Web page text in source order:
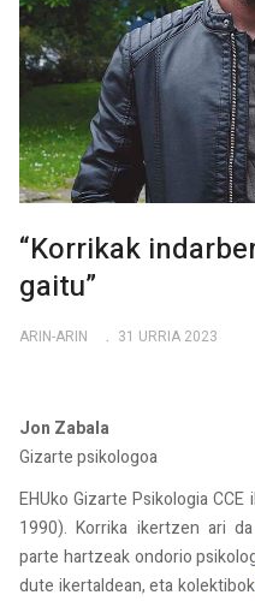
“Korrikak
gaitu”
ARIN-ARIN 31 URRIA 2023
Jon Zabala
Gizarte psikologoa
EHUko Gizarte Psikologia
1990). Korrika ikertzen ari
parte hartzeak ondorio
dute ikertaldean, eta